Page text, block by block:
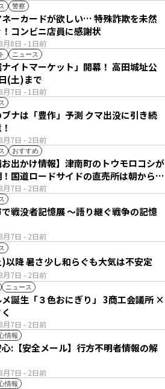
警察
月8日 - 1日前
ネーカードが欲しい… 特殊詐欺を未然
コンビニ店員に感謝状
ニュース
月7日 - 1日前
ナイトマーケット」開幕！ 高田城址公
(土)まで
月7日 - 2日前
「豊作」予測 クマ出没に引き続
おすすめ
月7日 - 2日前
お出かけ情報】津南町のトウモロコシが
国道ロードサイドの直売所は朝から長
月7日 - 2日前
戦没者記憶展 ～語り継ぐ戦争の記憶
月7日 - 2日前
8日(土)以降 暑さ少し和らぐも大気は不安定
ニュース
月7日 - 2日前
誕生「３色おにぎり」 3商工会議所 ×
情報
月7日 - 2日前
:【安全メール】行方不明者情報の解
情報